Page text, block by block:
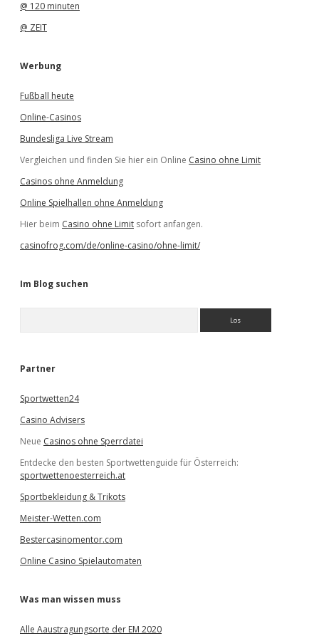
@ 120 minuten
@ ZEIT
Werbung
Fußball heute
Online-Casinos
Bundesliga Live Stream
Vergleichen und finden Sie hier ein Online Casino ohne Limit
Casinos ohne Anmeldung
Online Spielhallen ohne Anmeldung
Hier beim Casino ohne Limit sofort anfangen.
casinofrog.com/de/online-casino/ohne-limit/
Im Blog suchen
e
Partner
Sportwetten24
Casino Advisers
Neue Casinos ohne Sperrdatei
Entdecke den besten Sportwettenguide für Österreich:
sportwettenoesterreich.at
Sportbekleidung & Trikots
Meister-Wetten.com
Bestercasinomentor.com
Online Casino Spielautomaten
Was man wissen muss
Alle Aaustragungsorte der EM 2020